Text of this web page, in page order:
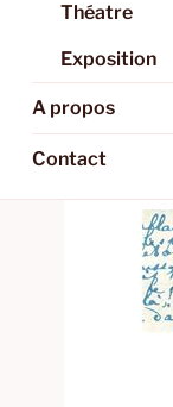
Théatre
Exposition
A propos
Contact